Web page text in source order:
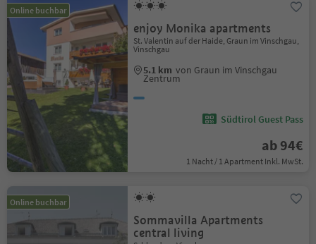
Online buchbar
enjoy Monika apartments
St. Valentin auf der Haide, Graun im Vinschgau,
Vinschgau
5.1 km von Graun im Vinschgau
Zentrum
Südtirol Guest Pass
ab 94€
1 Nacht / 1 Apartment Inkl. MwSt.
Online buchbar
Sommavilla Apartments
central living